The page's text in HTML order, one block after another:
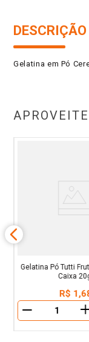
Gelatina em Pó
Gelatina Pó Tutti
Caixa
R$ 1,